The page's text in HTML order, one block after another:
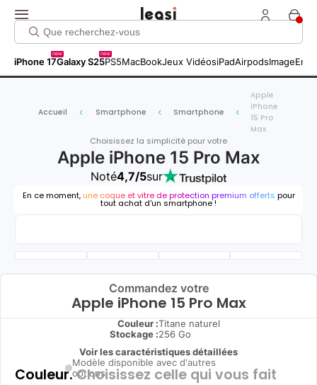
iPhone 17
new
Galaxy S25
new
PS5MacBookJeux VidéosiPadAirpodsImage
Accueil Smartphone Smartphone
Apple
iPhone
15 Pro
Max
Choisissez la simplicité pour votre
Apple iPhone 15 Pro Max
Noté4,7/5sur
En ce moment, une coque et vitre de protection premium offerts pour
tout achat d'un smartphone !
Commandez votre
Apple iPhone 15 Pro Max
Couleur :Titane naturel
Stockage :256 Go
Voir les caractéristiques détaillées
Modèle disponible avec d'autres
options
Couleur.Choisissez celle qui vous fait